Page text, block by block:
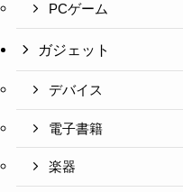
PCゲーム
ガジェット
デバイス
電子書籍
楽器